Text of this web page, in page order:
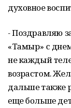
духовное
- Поздравляю
«Тамыр» с
не каждый
возрастом.
дальше также
еще больше